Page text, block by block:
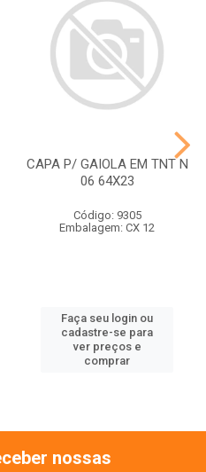
CAPA P/ GAIOLA EM TNT N
06 64X23
Código: 9305
Embalagem: CX 12
Faça seu login ou
cadastre-se para
ver preços e
comprar
nossas